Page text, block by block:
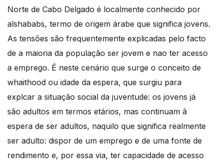
Norte de Cabo Delgado é localmente conhecido por
alshababs, termo de origem árabe que significa jovens.
As tensões são frequentemente explicadas pelo facto
de a maioria da população ser jovem e nao ter acesso
a emprego. É neste cenário que surge o conceito de
whaithood ou idade da espera, que surgiu para
explcar a situação social da juventude: os jovens já
são adultos em termos etários, mas continuam â
espera de ser adultos, naquilo que significa realmente
ser adulto: dispor de um emprego e de uma fonte de
rendimento e, por essa via, ter capacidade de acesso